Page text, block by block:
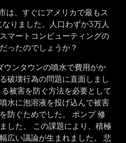
は、すぐにアメリカで最もス
りました。
人口わずか3万人
マートコンピューティングの
ったのでしょう か？
ウンタウンの噴水で費用がか
破壊行為の問題に直面しまし
被害を防ぐ方法を必要として
水に泡溶液を投げ込んで被害
防ぐためでした。 ポンプ修
した。 この課題により、積極
広い議論が生まれました。 悲